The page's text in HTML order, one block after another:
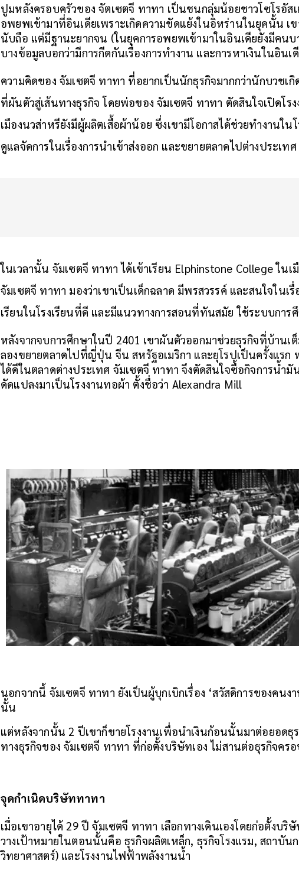
ปูมหลังครอบครัวของ จัตเซตจี ทาทา เป็นชนกลุ่มน้อยชาวโซโรอัส
อพยพเข้ามาที่อินเดียเพราะเกิดความขัดแย้งในอิหร่านในยุคนั้น เ
นับถือ แต่มีฐานะยากจน (ในยุคการอพยพเข้ามาในอินเดียยังมีคนบ
บางข้อมูลบอกว่ามีการกีดกันเรื่องการทำงาน และการหาเงินในอินเ
ความคิดของ จัมเซตจี ทาทา ที่อยากเป็นนักธุรกิจมากกว่านักบวชเ
ที่ผันตัวสู่เส้นทางธุรกิจ โดยพ่อของ จัมเซตจี ทาทา ตัดสินใจเปิดโร
เมืองนวส่าหรียังมีผู้ผลิตเสื้อผ้าน้อย ซึ่งเขามีโอกาสได้ช่วยทำงานใ
ดูแลจัดการในเรื่องการนำเข้าส่งออก และขยายตลาดไปต่างประเทศ
ในเวลานั้น จัมเซตจี ทาทา ได้เข้าเรียน Elphinstone College ใน
จัมเซตจี ทาทา มองว่าเขาเป็นเด็กฉลาด มีพรสวรรค์ และสนใจในเรื่
เรียนในโรงเรียนที่ดี และมีแนวทางการสอนที่ทันสมัย ใช้ระบบกา
หลังจากจบการศึกษาในปี 2401 เขาผันตัวออกมาช่วยธุรกิจที่บ้านเ
ลองขยายตลาดไปที่ญี่ปุ่น จีน สหรัฐอเมริกา และยุโรปเป็นครั้งแรก
ได้ดีในตลาดต่างประเทศ จัมเซตจี ทาทา จึงตัดสินใจซื้อกิจการน้ำ
ดัดแปลงมาเป็นโรงงานทอผ้า ตั้งชื่อว่า Alexandra Mill
นอกจากนี้ จัมเซตจี ทาทา ยังเป็นผู้บุกเบิกเรื่อง ‘สวัสดิการของคน
นั้น
แต่หลังจากนั้น 2 ปีเขาก็ขายโรงงานเพื่อนำเงินก้อนนั้นมาต่อยอด
ทางธุรกิจของ จัมเซตจี ทาทา ที่ก่อตั้งบริษัทเอง ไม่สานต่อธุรกิจคร
จุดกำเนิดบริษัททาทา
เมื่อเขาอายุได้ 29 ปี จัมเซตจี ทาทา เลือกทางเดินเองโดยก่อตั้งบ
วางเป้าหมายในตอนนั้นคือ ธุรกิจผลิตเหล็ก, ธุรกิจโรงแรม, สถาบัน
วิทยาศาสตร์) และโรงงานไฟฟ้าพลังงานน้ำ